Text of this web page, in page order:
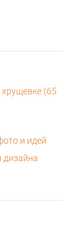
(65
и идей
дизайна